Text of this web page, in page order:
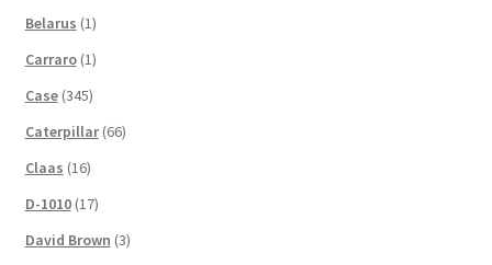
Belarus (1)
Carraro (1)
Case (345)
Caterpillar (66)
Claas (16)
D-1010 (17)
David Brown (3)